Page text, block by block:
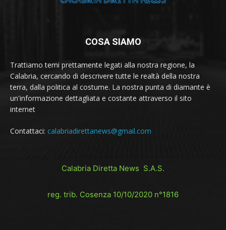
COSA SIAMO
Trattiamo temi prettamente legati alla nostra regione, la
Calabria, cercando di descrivere tutte le realtà della nostra
terra, dalla politica al costume. La nostra punta di diamante è
un'informazione dettagliata e costante attraverso il sito
internet
Contattaci: calabriadirettanews@gmail.com
Calabria Diretta News S.A.S.
reg. trib. Cosenza 10/10/2020 n°1816